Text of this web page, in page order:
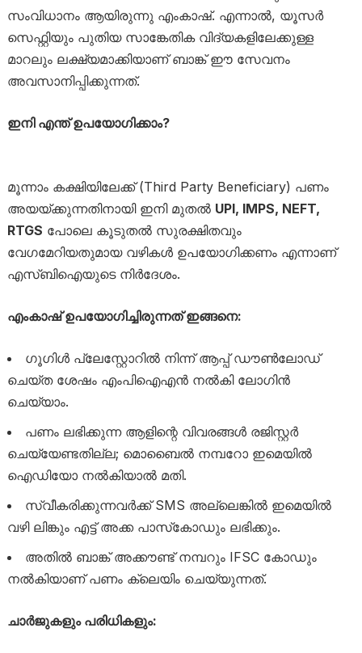
സംവിധാനം ആയിരുന്നു എംകാഷ്. എന്നാൽ, യൂസർ
സെഫ്റ്റിയും പുതിയ സാങ്കേതിക വിദ്യകളിലേക്കുള്ള
മാറലും ലക്ഷ്യമാക്കിയാണ് ബാങ്ക് ഈ സേവനം
അവസാനിപ്പിക്കുന്നത്.
ഇനി എന്ത് ഉപയോഗിക്കാം?
മൂന്നാം കക്ഷിയിലേക്ക് (Third Party Beneficiary) പണം
അയയ്ക്കുന്നതിനായി ഇനി മുതൽ UPI, IMPS, NEFT,
RTGS പോലെ കൂടുതൽ സുരക്ഷിതവും
വേഗമേറിയതുമായ വഴികൾ ഉപയോഗിക്കണം എന്നാണ്
എസ്‌ബിഐയുടെ നിർദേശം.
എംകാഷ് ഉപയോഗിച്ചിരുന്നത് ഇങ്ങനെ:
ഗൂഗിൾ പ്ലേസ്റ്റോറിൽ നിന്ന് ആപ്പ് ഡൗൺലോഡ്
ചെയ്ത ശേഷം എംപിഐഎൻ നൽകി ലോഗിൻ
ചെയ്യാം.
പണം ലഭിക്കുന്ന ആളിന്റെ വിവരങ്ങൾ രജിസ്റ്റർ
ചെയ്യേണ്ടതില്ല; മൊബൈൽ നമ്പറോ ഇമെയിൽ
ഐഡിയോ നൽകിയാൽ മതി.
സ്വീകരിക്കുന്നവർക്ക് SMS അല്ലെങ്കിൽ ഇമെയിൽ
വഴി ലിങ്കും എട്ട് അക്ക പാസ്‌കോഡും ലഭിക്കും.
അതിൽ ബാങ്ക് അക്കൗണ്ട് നമ്പറും IFSC കോഡും
നൽകിയാണ് പണം ക്ലെയിം ചെയ്യുന്നത്.
ചാർജുകളും പരിധികളും: